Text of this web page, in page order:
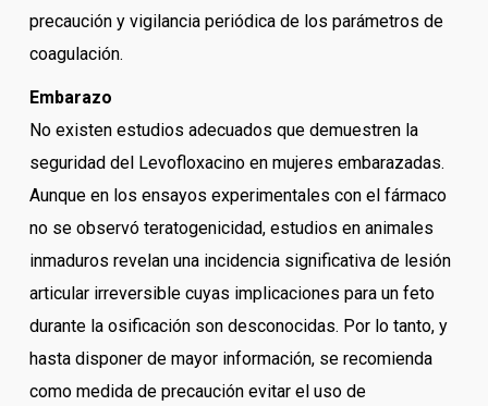
precaución y vigilancia periódica de los parámetros de
coagulación.
Embarazo
No existen estudios adecuados que demuestren la
seguridad del Levofloxacino en mujeres embarazadas.
Aunque en los ensayos experimentales con el fármaco
no se observó teratogenicidad, estudios en animales
inmaduros revelan una incidencia significativa de lesión
articular irreversible cuyas implicaciones para un feto
durante la osificación son desconocidas. Por lo tanto, y
hasta disponer de mayor información, se recomienda
como medida de precaución evitar el uso de